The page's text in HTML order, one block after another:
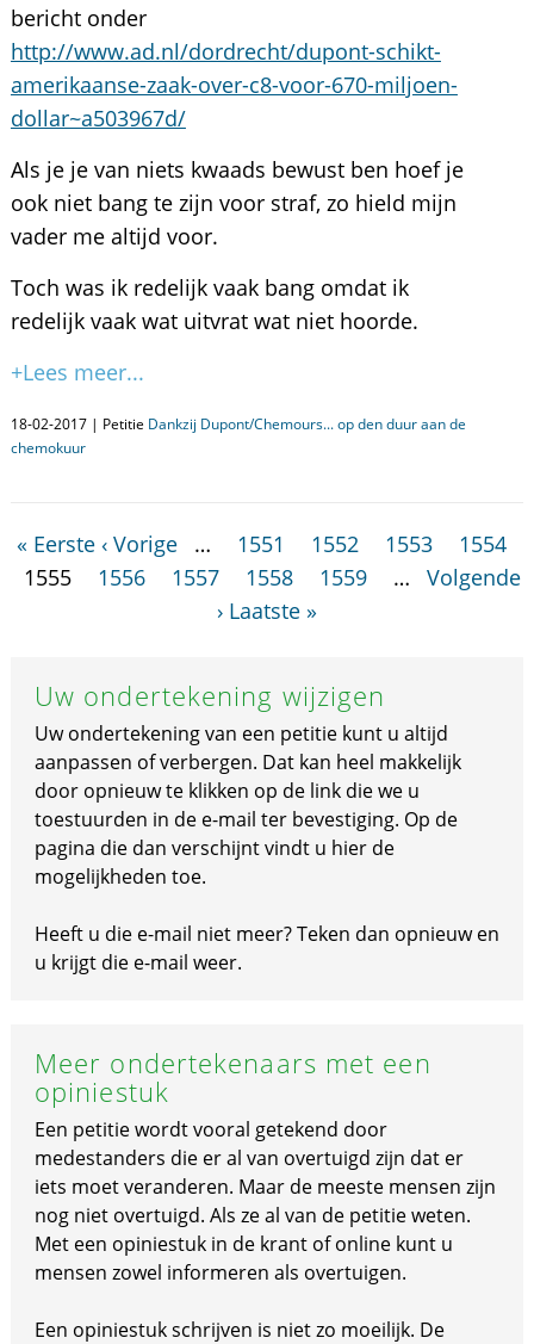
bericht onder
http://www.ad.nl/dordrecht/dupont-schikt-
amerikaanse-zaak-over-c8-voor-670-miljoen-
dollar~a503967d/
Als je je van niets kwaads bewust ben hoef je
ook niet bang te zijn voor straf, zo hield mijn
vader me altijd voor.
Toch was ik redelijk vaak bang omdat ik
redelijk vaak wat uitvrat wat niet hoorde.
+Lees meer...
18-02-2017 | Petitie Dankzij Dupont/Chemours... op den duur aan de
chemokuur
« Eerste ‹ Vorige … 1551 1552 1553
1554
1555
1556 1557 1558 1559 …
Volgende
› Laatste »
Uw ondertekening wijzigen
Uw ondertekening van een petitie kunt u altijd
aanpassen of verbergen. Dat kan heel makkelijk
door opnieuw te klikken op de link die we u
toestuurden in de e-mail ter bevestiging. Op de
pagina die dan verschijnt vindt u hier de
mogelijkheden toe.
Heeft u die e-mail niet meer? Teken dan opnieuw en
u krijgt die e-mail weer.
Meer ondertekenaars met een
opiniestuk
Een petitie wordt vooral getekend door
medestanders die er al van overtuigd zijn dat er
iets moet veranderen. Maar de meeste mensen zijn
nog niet overtuigd. Als ze al van de petitie weten.
Met een opiniestuk in de krant of online kunt u
mensen zowel informeren als overtuigen.
Een opiniestuk schrijven is niet zo moeilijk. De